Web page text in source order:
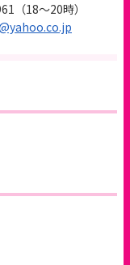
（18～20時）